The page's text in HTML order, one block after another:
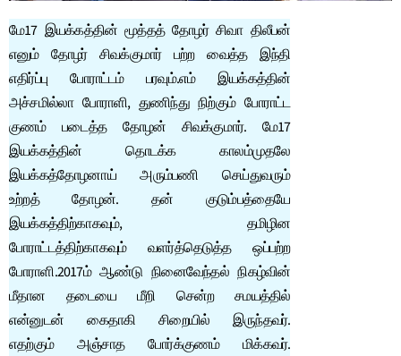
மே17 இயக்கத்தின் மூத்தத் தோழர் சிவா திலீபன்
எனும் தோழர் சிவக்குமார் பற்ற வைத்த இந்தி
எதிர்ப்பு போராட்டம் பரவும்.எம் இயக்கத்தின்
அச்சமில்லா போராளி, துணிந்து நிற்கும் போராட்ட
குணம் படைத்த தோழன் சிவக்குமார். மே17
இயக்கத்தின் தொடக்க காலம்முதலே
இயக்கத்தோழனாய் அரும்பணி செய்துவரும்
உற்றத் தோழன். தன் குடும்பத்தையே
இயக்கத்திற்காகவும், தமிழின
போராட்டத்திற்காகவும் வளர்த்தெடுத்த ஒப்பற்ற
போராளி.2017ம் ஆண்டு நினைவேந்தல் நிகழ்வின்
மீதான தடையை மீறி சென்ற சமயத்தில்
என்னுடன் கைதாகி சிறையில் இருந்தவர்.
எதற்கும் அஞ்சாத போர்க்குணம் மிக்கவர்.